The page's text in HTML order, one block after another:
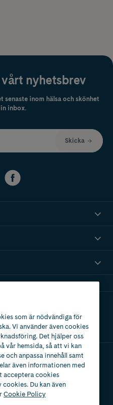
nyhetsbrev
senaste inom hälsa och skönhet
inbox.
Skicka
som är nödvändiga för
Vi använder även cookies
Det hjälper oss
vår hemsida, så att vi kan
och anpassa innehåll samt
även informationen med
acceptera cookies
Du kan även
Cookie Policy